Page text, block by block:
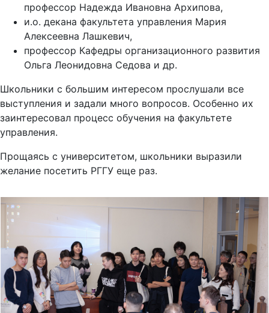
профессор Надежда Ивановна Архипова,
и.о. декана факультета управления Мария
Алексеевна Лашкевич,
профессор Кафедры организационного развития
Ольга Леонидовна Седова и др.
Школьники с большим интересом прослушали все
выступления и задали много вопросов. Особенно их
заинтересовал процесс обучения на факультете
управления.
Прощаясь с университетом, школьники выразили
желание посетить РГГУ еще раз.